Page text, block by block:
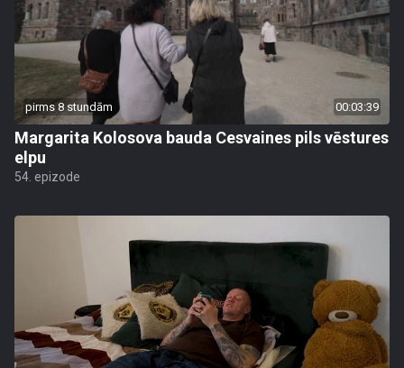
pirms 8 stundām 00:03:39
Margarita Kolosova bauda Cesvaines pils vēstures
elpu
54. epizode